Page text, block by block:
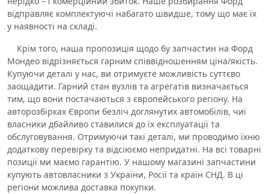
відправляє комплектуючі набагато швидше, тому що має їх
у наявності на складі.
Крім того, наша пропозиція щодо бу запчастин на Форд
Мондео відрізняється гарним співвідношенням ціна/якість.
Купуючи деталі у нас, ви отримуєте можливість суттєво
заощадити. Гарний стан вузлів та агрегатів визначається
тим, що вони постачаються з європейського регіону. На
авторозбірках Європи безліч доглянутих автомобілів, чиї
власники дбайливо ставилися до їх експлуатації та
обслуговування. Отримуючи такі деталі, ми проводимо їхню
додаткову перевірку та відсіюємо непридатні. На всі товарні
позиції ми маємо гарантію. У нашому магазині запчастини
купують автовласники з України, Росії та країн СНД. В ці
регіони можлива доставка покупки.